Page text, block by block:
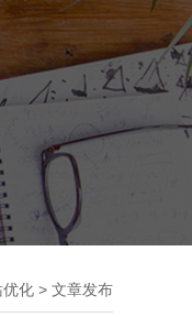
优化 > 文章发布